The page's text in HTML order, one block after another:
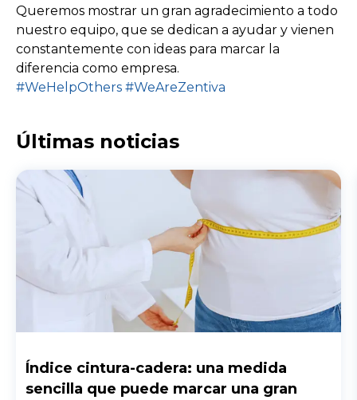
Queremos mostrar un gran agradecimiento a todo
nuestro equipo, que se dedican a ayudar y vienen
constantemente con ideas para marcar la
diferencia como empresa.
#WeHelpOthers #WeAreZentiva
Últimas noticias
Índice cintura-cadera: una medida
sencilla que puede marcar una gran